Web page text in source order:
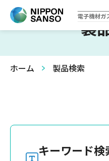
製
ホーム 製品検索
キーワード